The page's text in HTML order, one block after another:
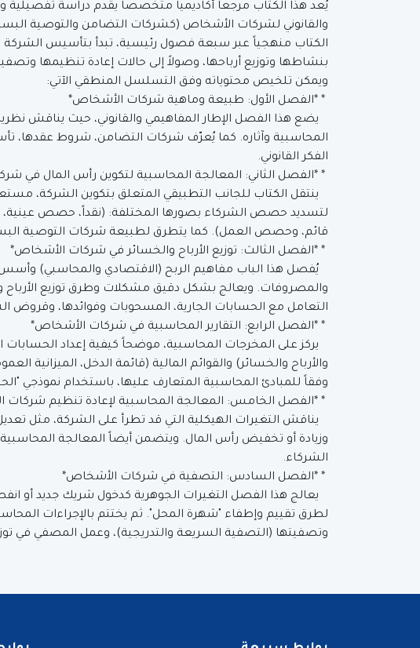
يُعد هذا الكتاب مرجعاً أكاديمياً متخصصاً يقدم دراسة تفصيلية
والقانوني لشركات الأشخاص (كشركات التضامن والتوصية
الكتاب منهجياً عبر سبعة فصول رئيسية، تبدأ بتأسيس الشركة
بنشاطها وتوزيع أرباحها، وصولاً إلى حالات إعادة تنظيمها
ويمكن تلخيص محتوياته وفق التسلسل المنطقي الآتي:
* *الفصل الأول: طبيعة وماهية شركات الأشخاص*
يضع هذا الفصل الإطار المفاهيمي والقانوني، حيث يناقش
المحاسبية وآثاره. كما يُعرّف شركات التضامن، شروط عقدها،
الفكر القانوني.
* *الفصل الثاني: المعالجة المحاسبية لتكوين رأس المال في
ينتقل الكتاب للجانب التطبيقي المتعلق بتكوين الشركة،
لتسديد حصص الشركاء بصورها المختلفة: (نقداً، حصص عينية،
قائم، وحصص العمل). كما يتطرق لطبيعة شركات التوصية
* *الفصل الثالث: توزيع الأرباح والخسائر في شركات الأشخاص*
يُفصل هذا الباب مفاهيم الربح (الاقتصادي والمحاسبي) وأسس
والمصروفات. ويعالج بشكل دقيق مشكلات وطرق توزيع الأرباح
التعامل مع الحسابات الجارية، المسحوبات وفوائدها، وقروض
* *الفصل الرابع: التقارير المحاسبية في شركات الأشخاص*
يركز على المخرجات المحاسبية، موضحاً كيفية إعداد الحسابات
والأرباح والخسائر) والقوائم المالية (قائمة الدخل، الميزانية
وفقاً للمبادئ المحاسبية المتعارف عليها، باستخدام نموذجي
* *الفصل الخامس: المعالجة المحاسبية لإعادة تنظيم شركات
يناقش التغيرات الهيكلية التي قد تطرأ على الشركة، مثل
وزيادة أو تخفيض رأس المال. ويتضمن أيضاً المعالجة
الشركاء.
* *الفصل السادس: التصفية في شركات الأشخاص*
يعالج هذا الفصل التغيرات الجوهرية كدخول شريك جديد أو
لطرق تقييم وإطفاء "شهرة المحل". ثم يختتم بالإجراءات
وتصفيتها (التصفية السريعة والتدريجية)، وعمل المصفي في